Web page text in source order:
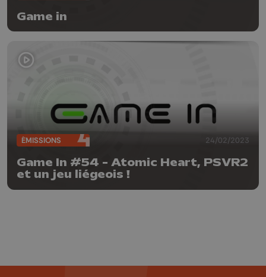
Game in
ÉMISSIONS 24/02/2023
Game In #54 - Atomic Heart, PSVR2
et un jeu liégeois !